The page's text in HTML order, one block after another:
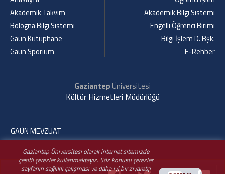
Gaziantep Üniversitesi olarak internet sitemizde
çeşitli çerezler kullanmaktayız. Söz konusu çerezler
sayfanın sağlıklı çalışması ve daha iyi bir ziyaretçi
Akademik Takvim
Bologna Bilgi Sistemi
Gaün Kütüphane
Gaün Sporium
Akademik Bilgi Sistemi
Engelli Öğrenci Birimi
Bilgi İşlem D. Bşk.
E-Rehber
GaziantepÜniversitesi
Kültür Hizmetleri Müdürlüğü
GAÜN MEVZUAT